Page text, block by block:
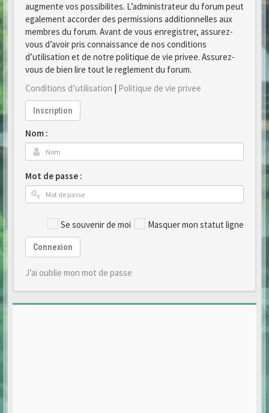
augmente vos possibilites. L’administrateur du forum peut
egalement accorder des permissions additionnelles aux
membres du forum. Avant de vous enregistrer, assurez-
vous d’avoir pris connaissance de nos conditions
d’utilisation et de notre politique de vie privee. Assurez-
vous de bien lire tout le reglement du forum.
Conditions d’utilisation | Politique de vie privee
Inscription
Nom :
Mot de passe :
Se souvenir de moi Masquer mon statut ligne
Connexion
J’ai oublie mon mot de passe